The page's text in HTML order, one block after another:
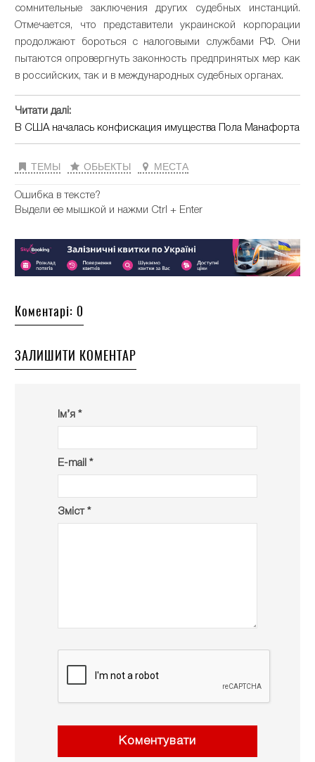
сомнительные заключения других судебных инстанций.
Отмечается, что представители украинской корпорации
продолжают бороться с налоговыми службами РФ. Они
пытаются опровергнуть законность предпринятых мер как
в российских, так и в международных судебных органах.
Читати далі:
В США началась конфискация имущества Пола Манафорта
ТЕМЫ ОБЬЕКТЫ МЕСТА
Ошибка в тексте?
Выдели ее мышкой и нажми Ctrl + Enter
Коментарі: 0
ЗАЛИШИТИ КОМЕНТАР
Ім’я *
E-mail *
Зміст *
Коментувати